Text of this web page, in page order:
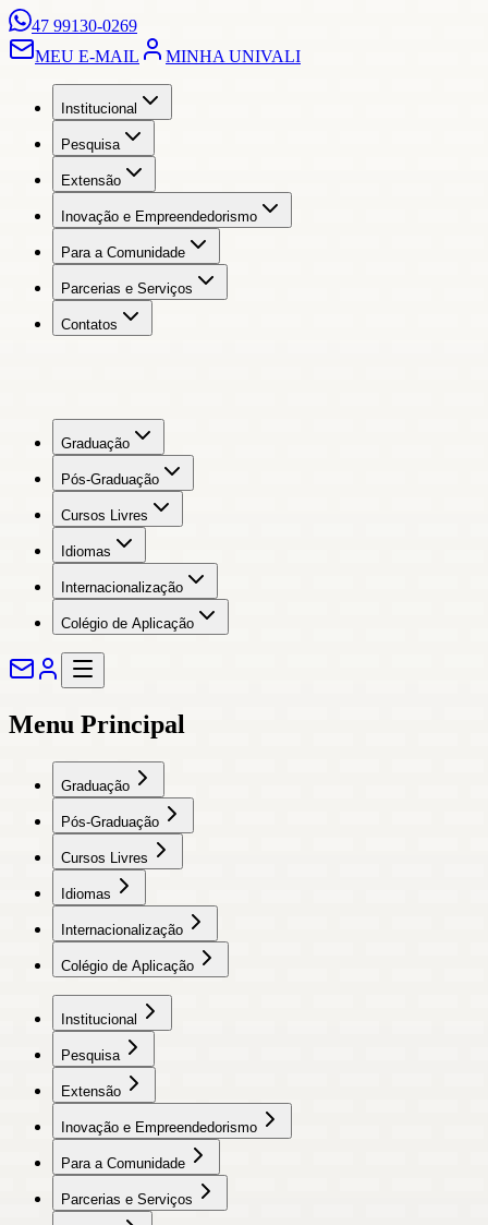
47 99130-0269
MEU E-MAIL
MINHA UNIVALI
Institucional
Pesquisa
Extensão
Inovação e Empreendedorismo
Para a Comunidade
Parcerias e Serviços
Contatos
Graduação
Pós-Graduação
Cursos Livres
Idiomas
Internacionalização
Colégio de Aplicação
Menu Principal
Graduação
Pós-Graduação
Cursos Livres
Idiomas
Internacionalização
Colégio de Aplicação
Institucional
Pesquisa
Extensão
Inovação e Empreendedorismo
Para a Comunidade
Parcerias e Serviços